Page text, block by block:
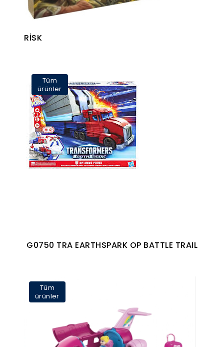
RİSK
Tüm
ürünler
G0750 TRA EARTHSPARK OP BATTLE TRAIL
Tüm
ürünler